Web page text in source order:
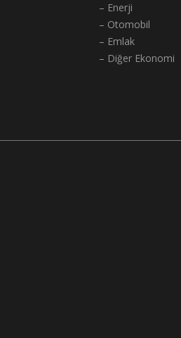
– Enerji
– Otomobil
– Emlak
– Diğer Ekonomi